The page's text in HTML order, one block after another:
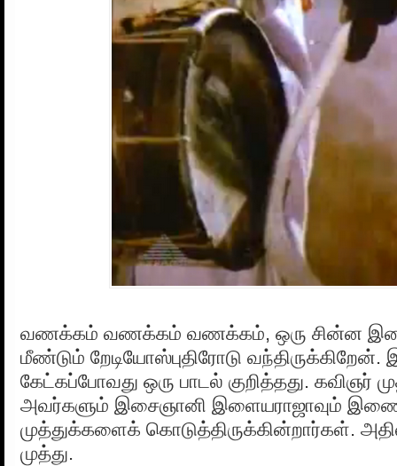
வணக்கம் வணக்கம் வணக்கம், ஒரு சின்ன
மீண்டும் றேடியோஸ்புதிரோடு வந்திருக்கிறேன்.
கேட்கப்போவது ஒரு பாடல் குறித்தது. கவிஞர்
அவர்களும் இசைஞானி இளையராஜாவும்
முத்துக்களைக் கொடுத்திருக்கின்றார்கள்.
முத்து.